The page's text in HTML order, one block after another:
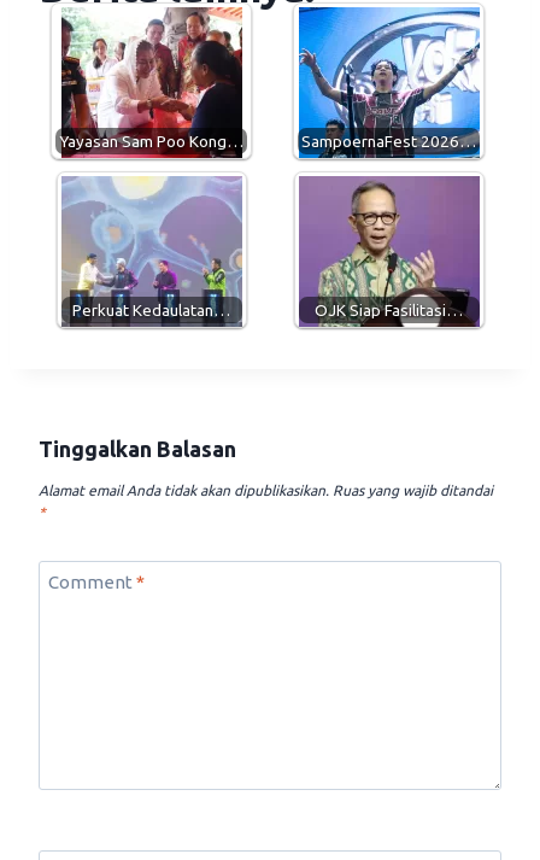
s
A
p
p
r
a
m
b
o
o
k
Yayasan Sam Poo Kong… SampoernaFest 2026…
Perkuat Kedaulatan… OJK Siap Fasilitasi…
Tinggalkan Balasan
Alamat email Anda tidak akan dipublikasikan. Ruas yang wajib ditandai
*
Comment *